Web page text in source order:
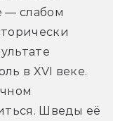
— слабом
в XVI веке.
Шведы её